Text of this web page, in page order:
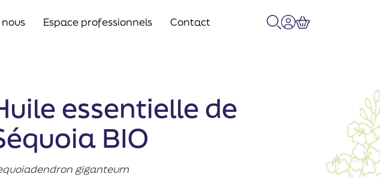
Espace professionnels
Contact
essentielle de
BIO
giganteum